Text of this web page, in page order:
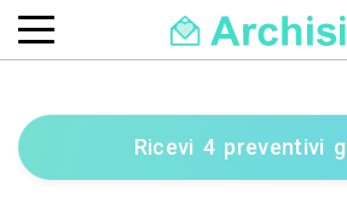
Ricevi 4 preventivi